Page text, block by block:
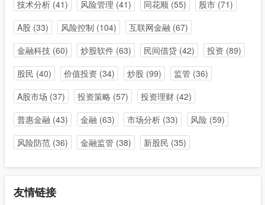
技术分析(41) 风险管理 (41) 同花顺(55) 股市(71)
A股 (33) 风险控制 (104) 互联网金融 (67)
金融科技(60) 炒股软件(63) 民间借贷(42) 投资 (89)
股民 (40) 价值投资 (34) 炒股 (99) 监管 (36)
A股市场 (37) 投资策略 (57) 投资理财(42)
普惠金融 (43) 金融 (63) 市场分析(33) 风险(59)
风险防范(36) 金融监管 (38) 新股民 (35)
友情链接